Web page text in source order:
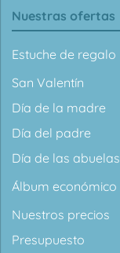
Nuestras ofertas
Estuche de regalo
San Valentín
Día de la madre
Día del padre
Día de las abuelas
Álbum económico
Nuestros precios
Presupuesto